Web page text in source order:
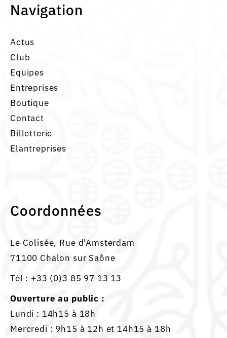
Navigation
Actus
Club
Equipes
Entreprises
Boutique
Contact
Billetterie
Elantreprises
Coordonnées
Le Colisée, Rue d'Amsterdam
71100 Chalon sur Saône
Tél : +33 (0)3 85 97 13 13
Ouverture au public :
Lundi : 14h15 à 18h
Mercredi : 9h15 à 12h et 14h15 à 18h